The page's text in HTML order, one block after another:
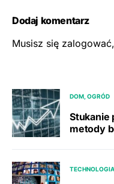
Dodaj komentarz
Musisz się zalogować
DOM, OGRÓD
Stukanie
metody
TECHNOLOGIA